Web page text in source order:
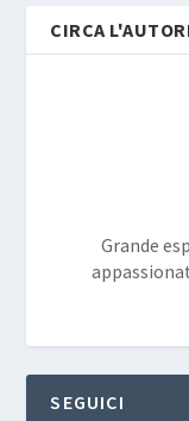
CIRCA
Grande
SEGUICI